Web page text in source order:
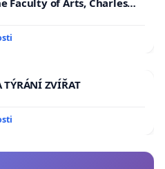
Faculty of Arts, Charles
TÝRÁNÍ ZVÍŘAT